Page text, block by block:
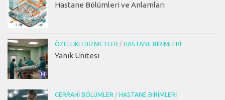
Hastane Bölümleri ve Anlamları
ÖZELLIKLI HIZMETLER / HASTANE BIRIMLERI
Yanık Ünitesi
CERRAHI BÖLÜMLER / HASTANE BIRIMLERI